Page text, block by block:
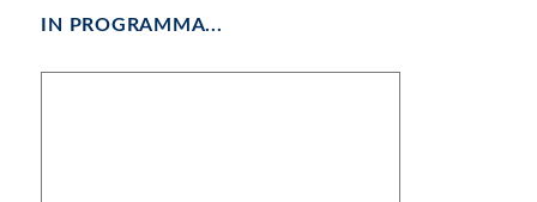
IN PROGRAMMA...